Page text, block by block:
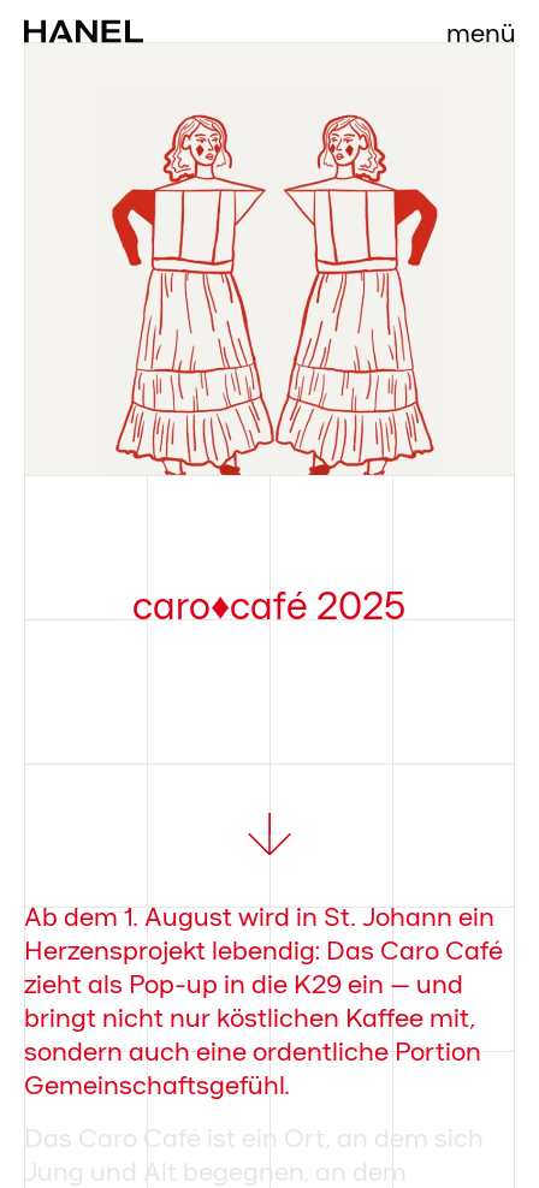
menü
Blog
caro♦café 2025
Ab dem 1. August wird in St. Johann ein
Herzensprojekt lebendig: Das Caro Café
zieht als Pop-up in die K29 ein – und
bringt nicht nur köstlichen Kaffee mit,
sondern auch eine ordentliche Portion
Gemeinschaftsgefühl.
Das Caro Café ist ein Ort, an dem sich
Jung und Alt begegnen, an dem